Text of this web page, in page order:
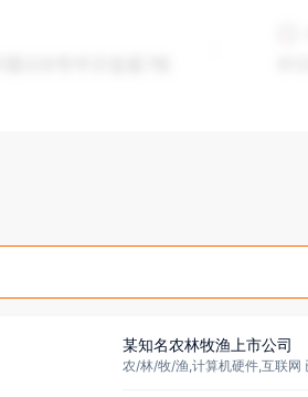
某知名农林牧渔上市公司